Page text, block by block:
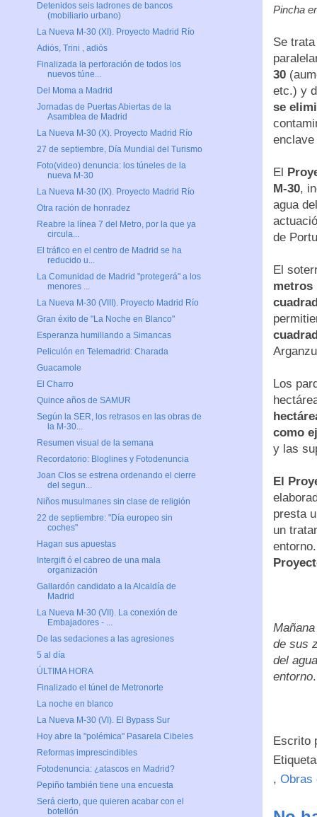
Pincha
Se
30
etc.) y
se
El
M-30,
agua
de
El
metros
Los
como
y las
El
presta
un
de sus
del
entorno.
Escrito
, Obras
Detenidos seis ladrones de bancos
(mobiliario urbano)
La Nueva M-30 (XI). Proyecto Madrid Río
Adiós, Trini , adiós
Finalizada la perforación de todos los
nuevos túne...
Del Moma a Madrid
Jornadas de Puertas Abiertas de la
Asamblea de Madrid
La Nueva M-30 (X). Proyecto Madrid Río
27 de septiembre, Día Mundial del Turismo
Foto(video) denuncia: los túneles de la
nueva M-30
La Nueva M-30 (IX). Proyecto Madrid Río
Otra ración de honradez
Reabre la línea 7 del Metro, por la que ya
circula...
El tráfico en el centro de Madrid se ha
reducido u...
La Comunidad de Madrid "protegerá" a los
menores ...
La Nueva M-30 (VIII). Proyecto Madrid Río
Gran éxito de "La Noche en Blanco"
Esperanza humillando a Simancas
Peliculón en Telemadrid: Charada
Guacamole
El Charro
Quince años de SAMUR
Según la SER, los retrasos en las obras de
la M-30...
Resumen visual de la semana
Recordatorio: Bloglines y Fotodenuncia
Joan Clos se estrena ordenando el cierre
del segun...
Niños musulmanes sin clase de religión
22 de septiembre: "Día europeo sin
coches"
Hagan sus apuestas
Intergift ó el cabreo de una mala
organización
Gallardón candidato a la Alcaldía de
Madrid
La Nueva M-30 (VII). La conexión de
Embajadores - ...
De las sedaciones a las agresiones
5 al día
ÚLTIMA HORA
Finalizado el túnel de Metronorte
La noche en blanco
La Nueva M-30 (VI). El Bypass Sur
Hoy abre la "polémica" Pasarela Cibeles
Reformas imprescindibles
Fotodenuncia: ¿atascos en Madrid?
Pepiño también tiene una encuesta
Será cierto, que quieren acabar con el
botellón